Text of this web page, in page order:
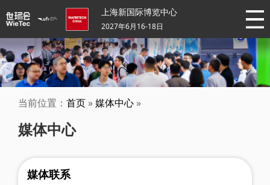
上海新国际博览中心
2027年6月16-18日
当前位置： 首页 »媒体中心 »
媒体中心
媒体联系